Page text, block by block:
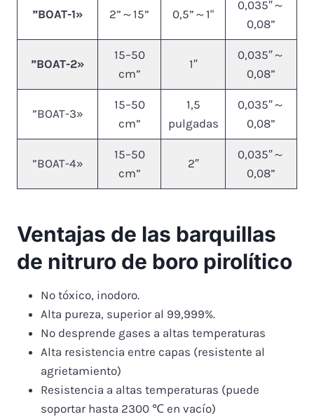
”BOAT-1» 2”～15” 0,5”～1"
0,035″～
0,08”
”BOAT-2»
15–50
cm”
1″
0,035″～
0,08”
”BOAT-3»
15–50
cm”
1,5
pulgadas
0,035″～
0,08”
”BOAT-4»
15–50
cm”
2″
0,035″～
0,08”
Ventajas de las barquillas
de nitruro de boro pirolítico
No tóxico, inodoro.
Alta pureza, superior al 99,999%.
No desprende gases a altas temperaturas
Alta resistencia entre capas (resistente al
agrietamiento)
Resistencia a altas temperaturas (puede
soportar hasta 2300 ℃ en vacío)